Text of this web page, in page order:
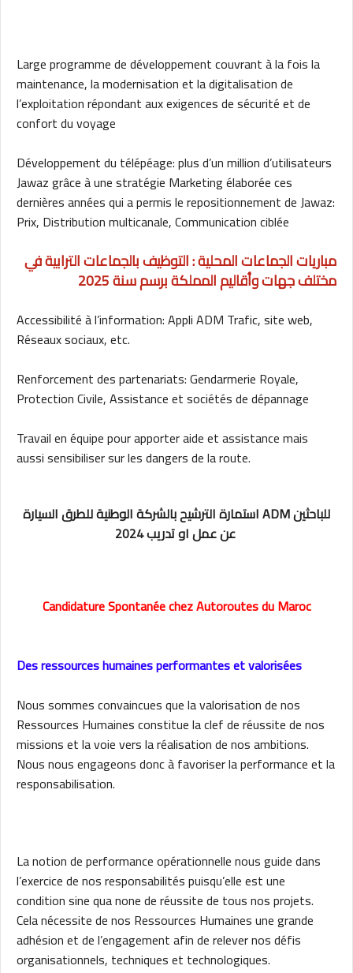
Large programme de développement couvrant à la fois la
maintenance, la modernisation et la digitalisation de
l’exploitation répondant aux exigences de sécurité et de
confort du voyage
Développement du télépéage: plus d’un million d’utilisateurs
Jawaz grâce à une stratégie Marketing élaborée ces
dernières années qui a permis le repositionnement de Jawaz:
Prix, Distribution multicanale, Communication ciblée
مباريات الجماعات المحلية : التوظيف بالجماعات الترابية في
مختلف جهات وأقاليم المملكة برسم سنة 2025
Accessibilité à l’information: Appli ADM Trafic, site web,
Réseaux sociaux, etc.
Renforcement des partenariats: Gendarmerie Royale,
Protection Civile, Assistance et sociétés de dépannage
Travail en équipe pour apporter aide et assistance mais
aussi sensibiliser sur les dangers de la route.
استمارة الترشيح بالشركة الوطنية للطرق السيارة ADM للباحثين
عن عمل او تدريب 2024
Candidature Spontanée chez Autoroutes du Maroc
Des ressources humaines performantes et valorisées
Nous sommes convaincues que la valorisation de nos
Ressources Humaines constitue la clef de réussite de nos
missions et la voie vers la réalisation de nos ambitions.
Nous nous engageons donc à favoriser la performance et la
responsabilisation.
La notion de performance opérationnelle nous guide dans
l’exercice de nos responsabilités puisqu’elle est une
condition sine qua none de réussite de tous nos projets.
Cela nécessite de nos Ressources Humaines une grande
adhésion et de l’engagement afin de relever nos défis
organisationnels, techniques et technologiques.